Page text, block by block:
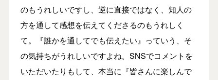
のもうれしいですし、逆に直接ではなく、知人の
方を通して感想を伝えてくださるのもうれしく
て。『誰かを通してでも伝えたい』っていう、そ
の気持ちがうれしいですよね。SNSでコメントを
いただいたりもして、本当に『皆さんに楽しんで